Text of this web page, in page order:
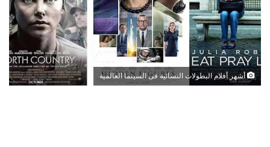
أشهر أفلام البطولات النسائية فى السينما العالمية